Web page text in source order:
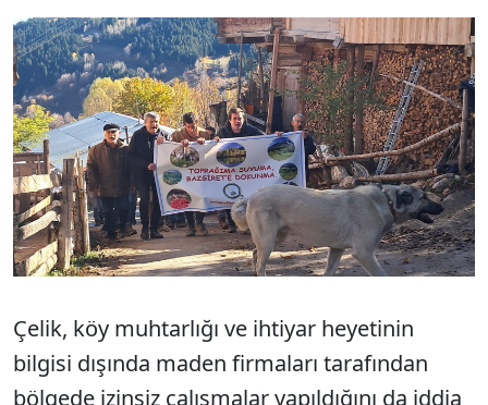
Çelik, köy muhtarlığı ve ihtiyar heyetinin
bilgisi dışında maden firmaları tarafından
bölgede izinsiz çalışmalar yapıldığını da iddia